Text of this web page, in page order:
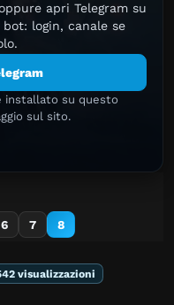
apri Telegram su
login, canale se
installato su questo
sul sito.
6 7 8
visualizzazioni